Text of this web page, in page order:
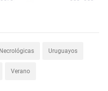
Necrológicas Uruguayos
Verano